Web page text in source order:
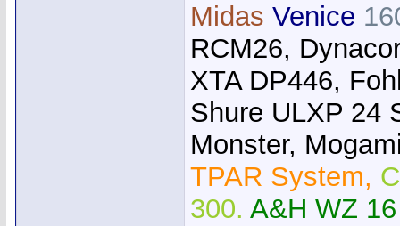
Midas Venice
RCM26,
XTA DP446,
Shure ULXP 24
Monster,
TPAR System,
300. A&H WZ